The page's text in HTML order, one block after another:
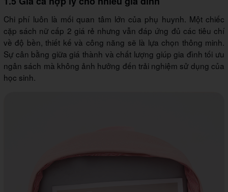
Chi phí luôn là mối quan tâm lớn của phụ huynh. Một chiếc
cặp sách nữ cấp 2 giá rẻ nhưng vẫn đáp ứng đủ các tiêu chí
về độ bền, thiết kế và công năng sẽ là lựa chọn thông minh.
Sự cân bằng giữa giá thành và chất lượng giúp gia đình tối ưu
ngân sách mà không ảnh hưởng đến trải nghiệm sử dụng của
học sinh.